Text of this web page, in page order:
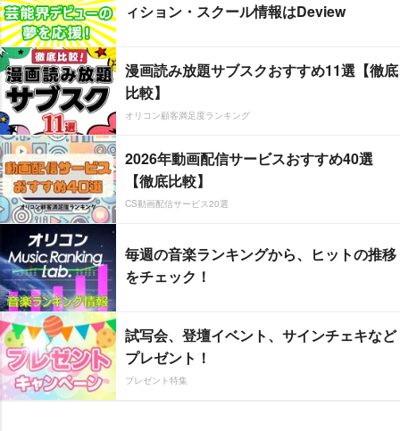
ィション・スクール情報はDeview
漫画読み放題サブスクおすすめ11選【徹底
比較】
オリコン顧客満足度ランキング
2026年動画配信サービスおすすめ40選
【徹底比較】
CS動画配信サービス20選
毎週の音楽ランキングから、ヒットの推移
をチェック！
試写会、登壇イベント、サインチェキなど
プレゼント！
プレゼント特集